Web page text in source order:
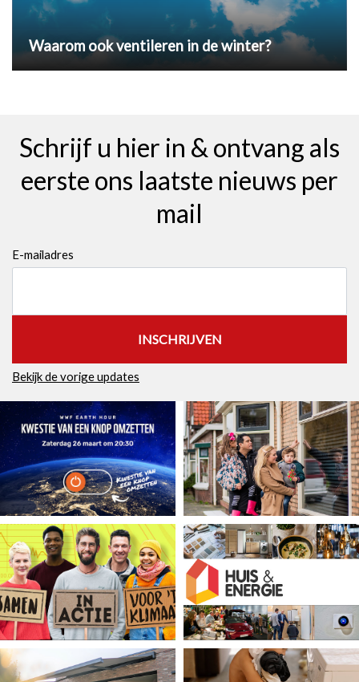
Waarom ook ventileren in de winter?
Schrijf u hier in & ontvang als
eerste ons laatste nieuws per
mail
E-mailadres
Bekijk de vorige updates